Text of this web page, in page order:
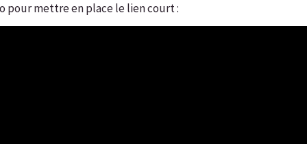
pour mettre en place le lien court :